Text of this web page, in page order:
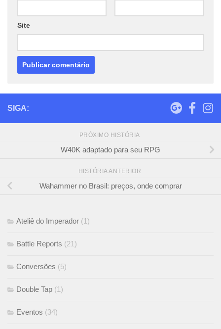
Site
SIGA:
PRÓXIMO HISTÓRIA
W40K adaptado para seu RPG
HISTÓRIA ANTERIOR
Wahammer no Brasil: preços, onde comprar
Ateliê do Imperador (1)
Battle Reports (21)
Conversões (5)
Double Tap (1)
Eventos (34)